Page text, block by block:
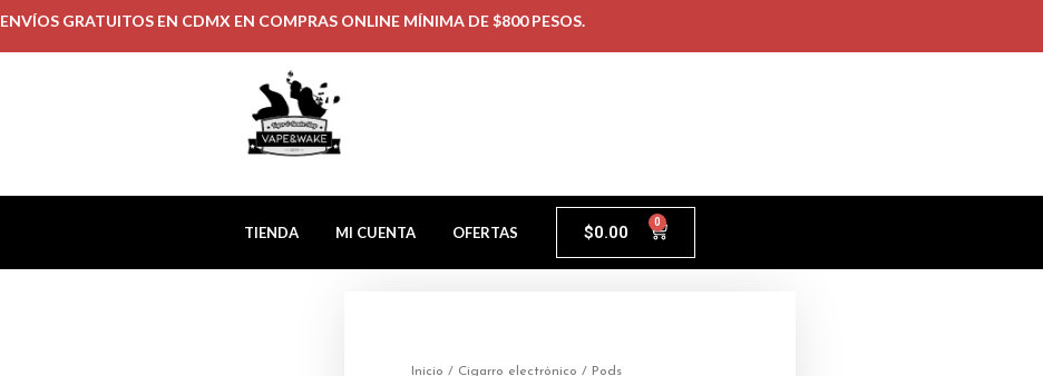
ENVÍOS GRATUITOS EN CDMX EN COMPRAS ONLINE MÍNIMA DE $800 PESOS.
TIENDA MI CUENTA OFERTAS $0.00 0
Inicio / Cigarro electrónico / Pods